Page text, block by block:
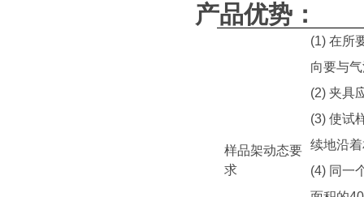
产品优势：
样品架动态要
求
(1) 在所
向要与
(2) 夹具
(3) 使试
续地沿
(4) 同一